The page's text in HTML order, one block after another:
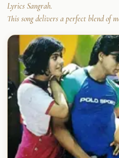
Lyrics Sangrah.
This song delivers a perfect blend of